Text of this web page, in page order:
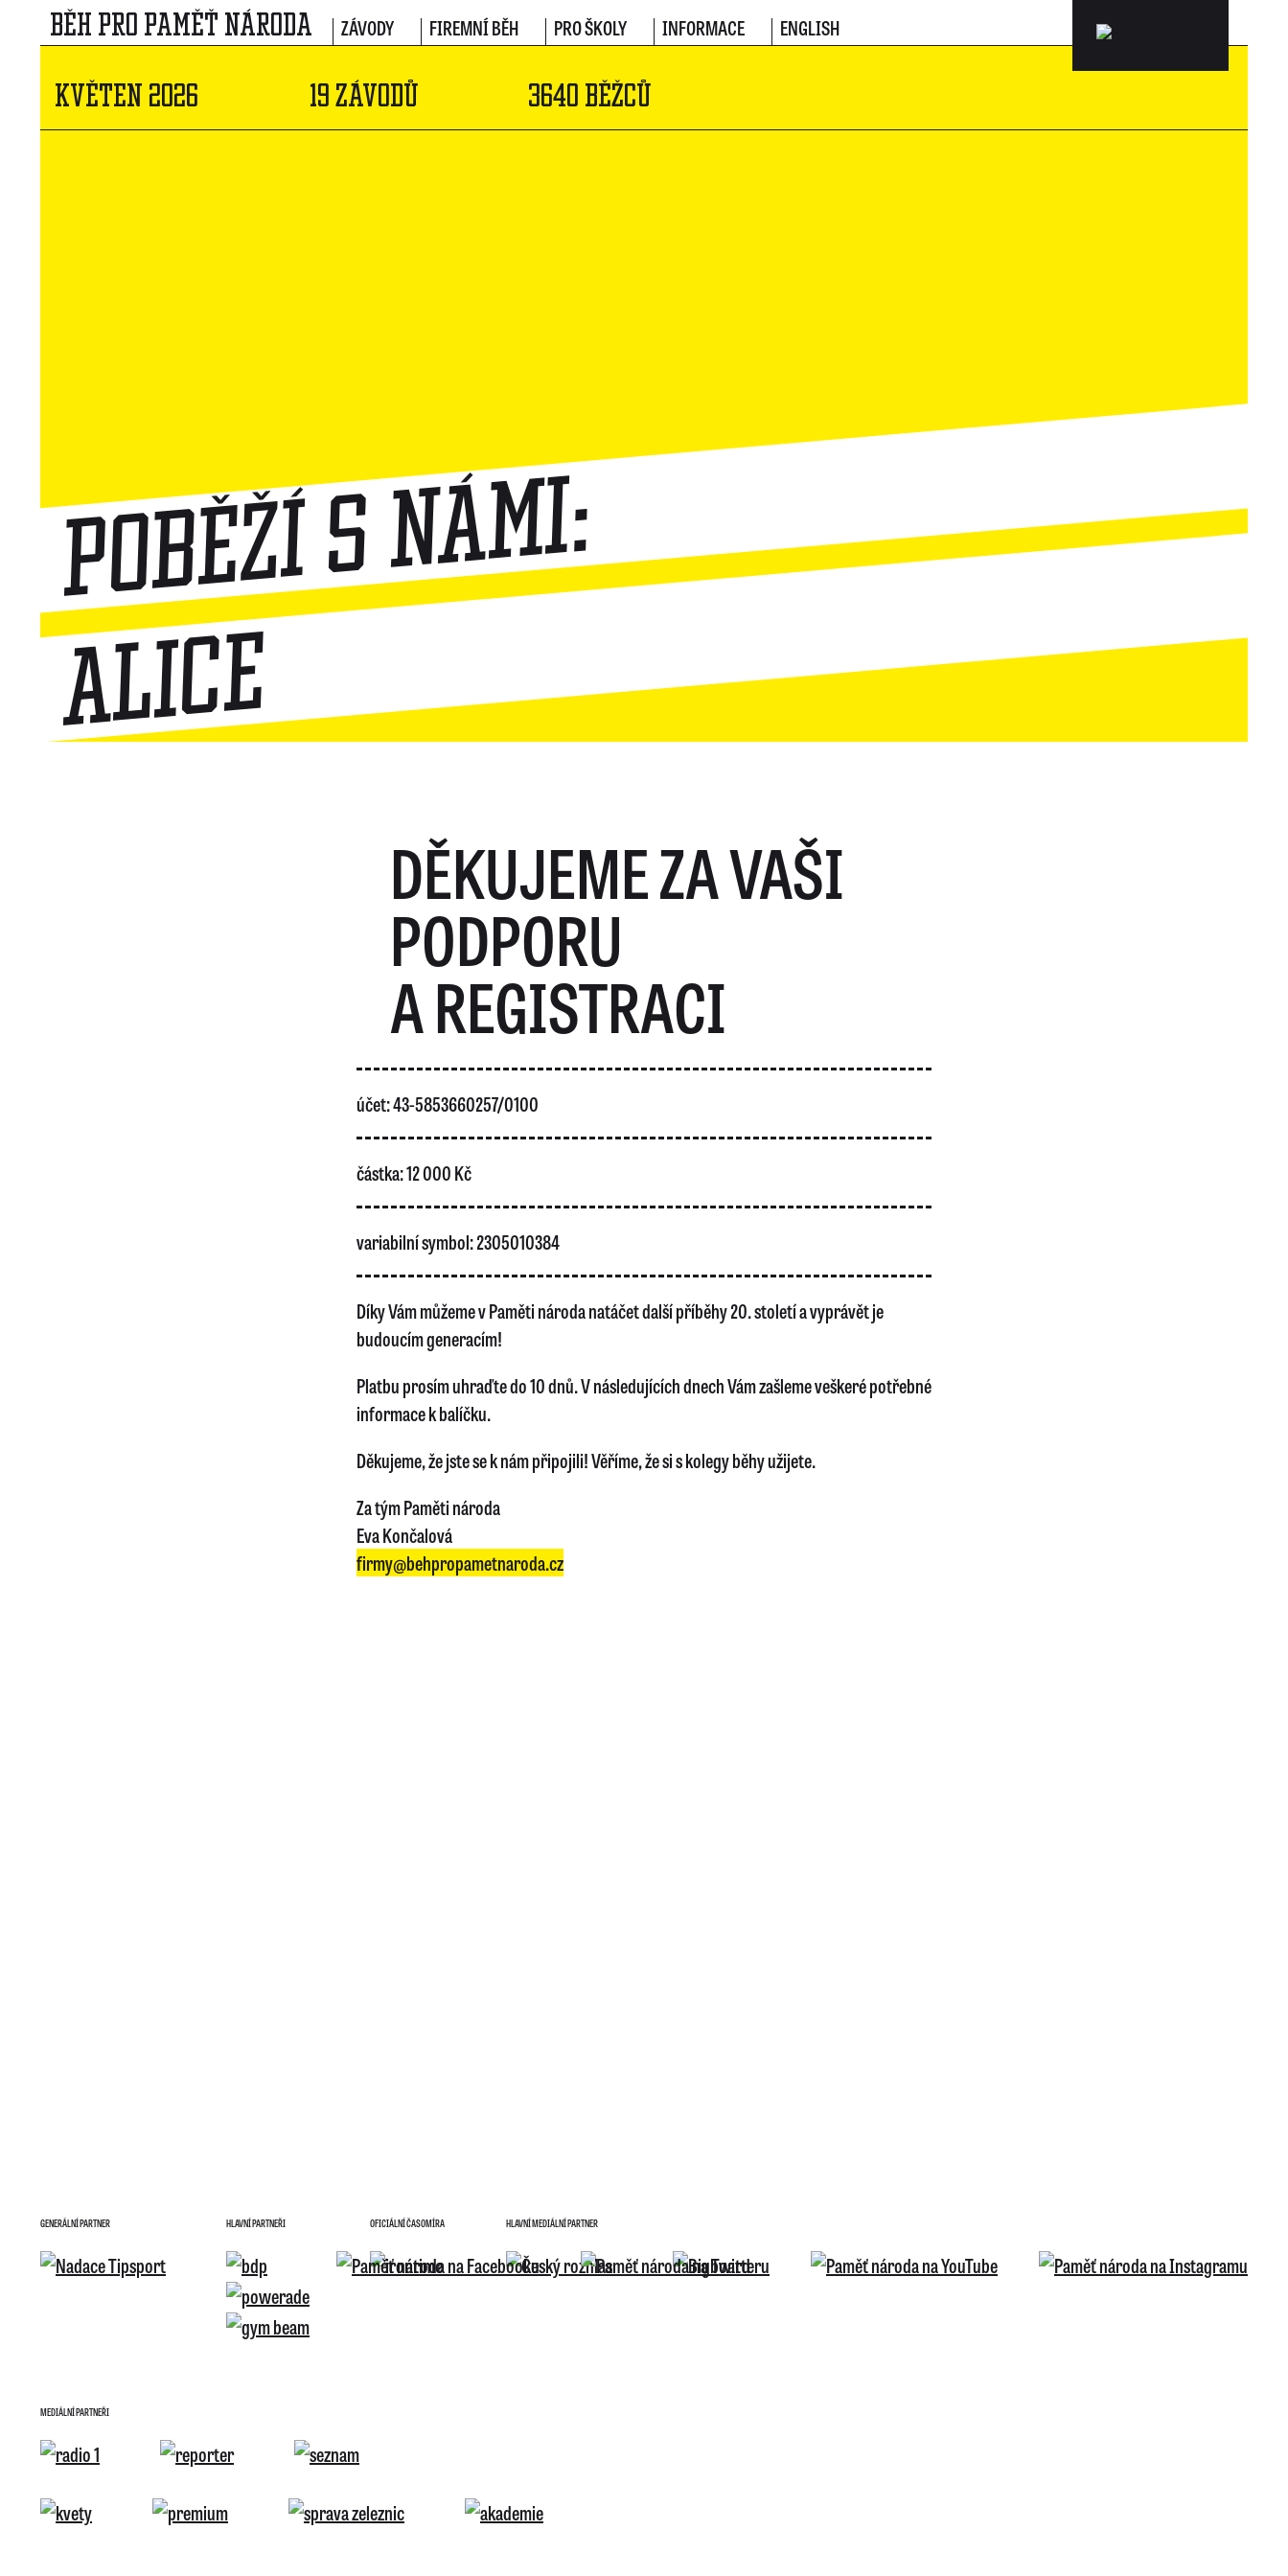
BĚH PRO PAMĚŤ NÁRODA ZÁVODY FIREMNÍ BĚH PRO ŠKOLY INFORMACE ENGLISH
KVĚTEN 2026 19 ZÁVODŮ 3640 BĚŽCŮ
Poběží s námi:
Alice
DĚKUJEME ZA VAŠI
PODPORU
A REGISTRACI
účet: 43-5853660257/0100
částka: 12 000 Kč
variabilní symbol: 2305010384
Díky Vám můžeme v Paměti národa natáčet další příběhy 20. století a vyprávět je
budoucím generacím!
Platbu prosím uhraďte do 10 dnů. V následujících dnech Vám zašleme veškeré potřebné
informace k balíčku.
Děkujeme, že jste se k nám připojili! Věříme, že si s kolegy běhy užijete.
Za tým Paměti národa
Eva Končalová
firmy@behpropametnaroda.cz
GENERÁLNÍ PARTNER HLAVNÍ PARTNEŘI OFICIÁLNÍ ČASOMÍRA HLAVNÍ MEDIÁLNÍ PARTNER
MEDIÁLNÍ PARTNEŘI